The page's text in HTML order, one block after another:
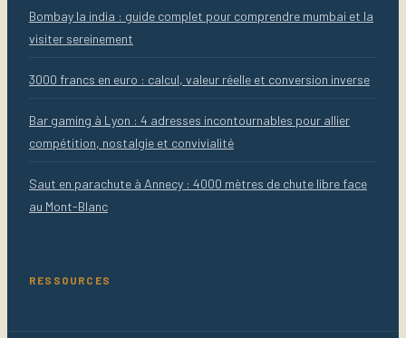
Bombay la india : guide complet pour comprendre mumbai et la
visiter sereinement
3000 francs en euro : calcul, valeur réelle et conversion inverse
Bar gaming à Lyon : 4 adresses incontournables pour allier
compétition, nostalgie et convivialité
Saut en parachute à Annecy : 4000 mètres de chute libre face
au Mont-Blanc
RESSOURCES